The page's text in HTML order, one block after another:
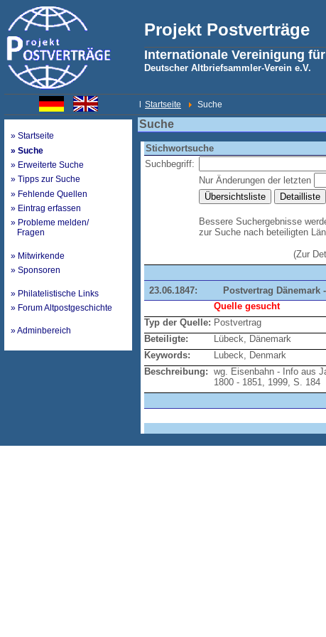
Projekt Postverträge
Internationale Vereinigung
Deutscher Altbriefsammler-Verein e.V.
Startseite Suche
» Startseite
» Suche
» Erweiterte Suche
» Tipps zur Suche
» Fehlende Quellen
» Eintrag erfassen
» Probleme melden/
Fragen
» Mitwirkende
» Sponsoren
» Philatelistische Links
» Forum Altpostgeschichte
» Adminbereich
Suche
Stichwortsuche
Suchbegriff:
Nur Änderungen der letzten
Bessere Suchergebnisse
zur Suche nach beteiligten
(Zur
23.06.1847:
Postvertrag Dänemark
Quelle gesucht
Typ der Quelle: Postvertrag
Beteiligte:
Lübeck, Dänemark
Keywords:
Lubeck, Denmark
Beschreibung: wg. Eisenbahn - Info aus
1800 - 1851, 1999, S. 184